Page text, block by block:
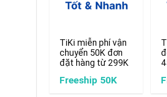
TiKi miễn phí vận
chuyển 50K đơn
đặt hàng từ 299K
Freeship 50K